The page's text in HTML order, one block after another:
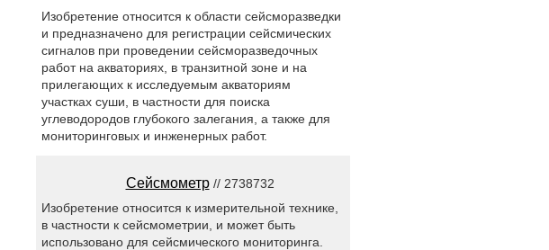
Изобретение относится к области сейсморазведки
и предназначено для регистрации сейсмических
сигналов при проведении сейсморазведочных
работ на акваториях, в транзитной зоне и на
прилегающих к исследуемым акваториям
участках суши, в частности для поиска
углеводородов глубокого залегания, а также для
мониторинговых и инженерных работ.
Сейсмометр// 2738732
Изобретение относится к измерительной технике,
в частности к сейсмометрии, и может быть
использовано для сейсмического мониторинга.